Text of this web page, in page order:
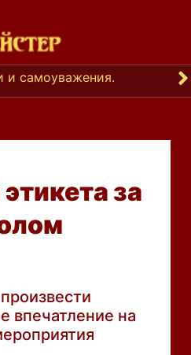
и самоуважения.
за
впечатление на